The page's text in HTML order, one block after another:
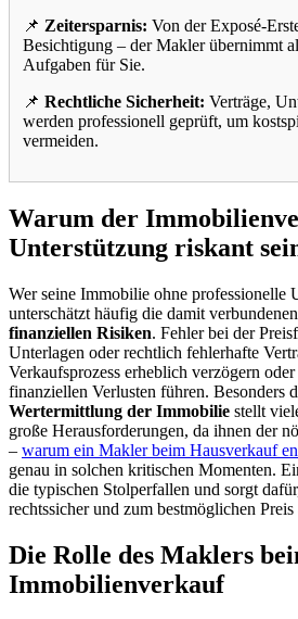
📌 Zeitersparnis: Von der Exposé-
Besichtigung – der Makler übernimmt
Aufgaben für Sie.
📌 Rechtliche Sicherheit: Verträge,
werden professionell geprüft, um
vermeiden.
Warum der
Unterstützung riskant
Wer seine Immobilie ohne professionelle
unterschätzt häufig die damit verbundenen
finanziellen Risiken. Fehler bei der
Unterlagen oder rechtlich fehlerhafte
Verkaufsprozess erheblich verzögern
finanziellen Verlusten führen. Besonders
Wertermittlung der Immobilie stellt
große Herausforderungen, da ihnen der
– warum ein Makler beim Hausverkauf
genau in solchen kritischen Momenten.
die typischen Stolperfallen und sorgt
rechtssicher und zum bestmöglichen
Die Rolle des Maklers
Immobilienverkauf